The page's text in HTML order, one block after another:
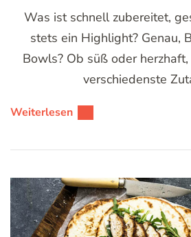
Was ist schnell zubereitet,
stets ein Highlight? Genau,
Bowls? Ob süß oder
verschiedenste
Weiterlesen